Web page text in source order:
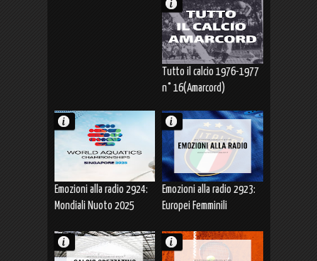
Tutto il calcio 1976-1977
n° 16(Amarcord)
Emozioni alla radio 2924:
Mondiali Nuoto 2025
ARGENTO 10km acque
libere (16.07.2025)
Emozioni alla radio 2923:
Europei Femminili
NORVEGIA (16.07.2025)